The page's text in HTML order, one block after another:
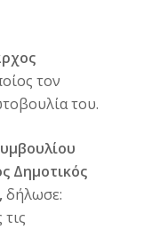
τον
του.
Δημοτικός
δήλωσε: